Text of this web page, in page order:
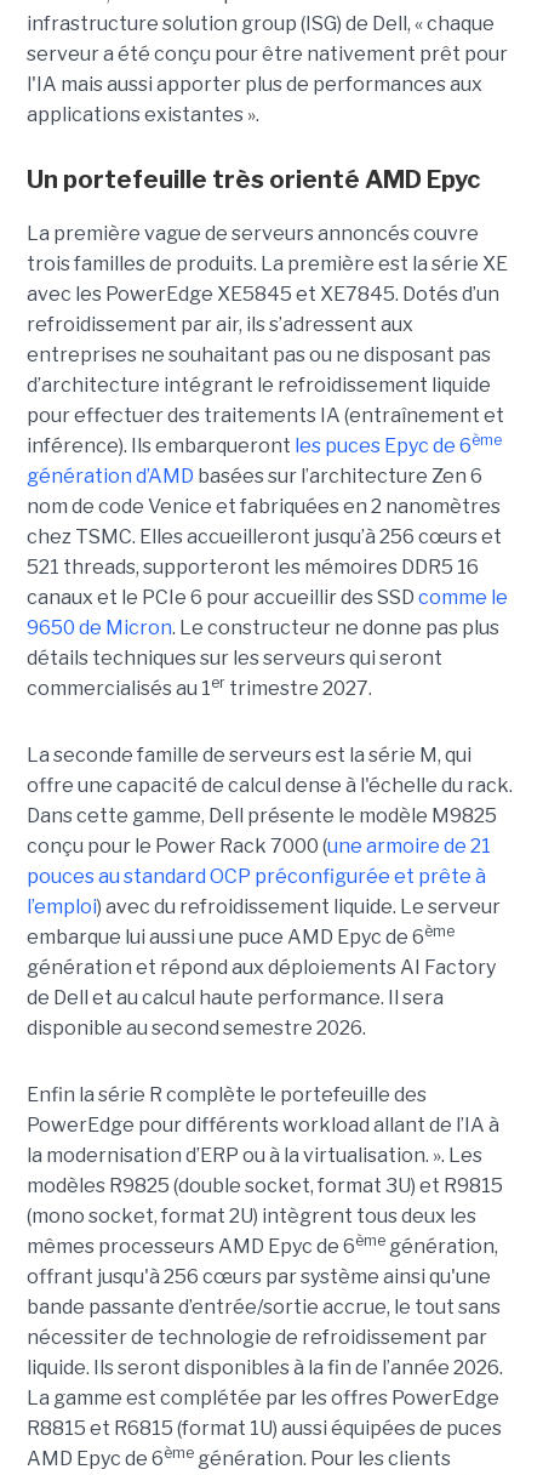
infrastructure solution group (ISG) de Dell, « chaque
serveur a été conçu pour être nativement prêt pour
l'IA mais aussi apporter plus de performances aux
applications existantes ».
Un portefeuille très orienté AMD Epyc
La première vague de serveurs annoncés couvre
trois familles de produits. La première est la série XE
avec les PowerEdge XE5845 et XE7845. Dotés d’un
refroidissement par air, ils s’adressent aux
entreprises ne souhaitant pas ou ne disposant pas
d’architecture intégrant le refroidissement liquide
pour effectuer des traitements IA (entraînement et
inférence). Ils embarqueront les puces Epyc de 6ème
génération d’AMD basées sur l’architecture Zen 6
nom de code Venice et fabriquées en 2 nanomètres
chez TSMC. Elles accueilleront jusqu’à 256 cœurs et
521 threads, supporteront les mémoires DDR5 16
canaux et le PCIe 6 pour accueillir des SSD comme le
9650 de Micron. Le constructeur ne donne pas plus
détails techniques sur les serveurs qui seront
commercialisés au 1ertrimestre 2027.
La seconde famille de serveurs est la série M, qui
offre une capacité de calcul dense à l'échelle du rack.
Dans cette gamme, Dell présente le modèle M9825
conçu pour le Power Rack 7000 (une armoire de 21
pouces au standard OCP préconfigurée et prête à
l’emploi) avec du refroidissement liquide. Le serveur
embarque lui aussi une puce AMD Epyc de 6ème
génération et répond aux déploiements AI Factory
de Dell et au calcul haute performance. Il sera
disponible au second semestre 2026.
Enfin la série R complète le portefeuille des
PowerEdge pour différents workload allant de l’IA à
la modernisation d’ERP ou à la virtualisation. ». Les
modèles R9825 (double socket, format 3U) et R9815
(mono socket, format 2U) intègrent tous deux les
mêmes processeurs AMD Epyc de 6èmegénération,
offrant jusqu'à 256 cœurs par système ainsi qu'une
bande passante d’entrée/sortie accrue, le tout sans
nécessiter de technologie de refroidissement par
liquide. Ils seront disponibles à la fin de l’année 2026.
La gamme est complétée par les offres PowerEdge
R8815 et R6815 (format 1U) aussi équipées de puces
AMD Epyc de 6èmegénération. Pour les clients